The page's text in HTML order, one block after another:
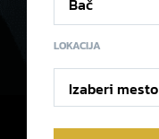
LOKACIJA
Izaberi mesto